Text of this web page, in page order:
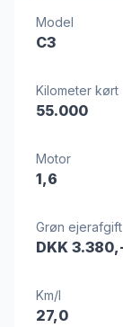
Model
C3
Kilometer kørt
55.000
Motor
1,6
Grøn ejerafgift
DKK
Km/l
27,0